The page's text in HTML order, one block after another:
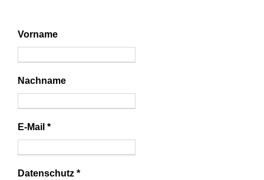
Vorname
Nachname
E-Mail *
Datenschutz *